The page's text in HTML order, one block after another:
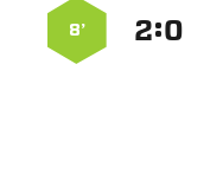
:
8’